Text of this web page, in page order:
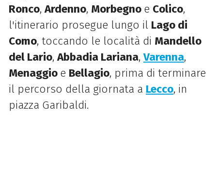
Ronco,Ardenno, Morbegno e Colico,
l'itinerario prosegue lungo il Lago di
Como, toccando le località di Mandello
del Lario,Abbadia Lariana,Varenna,
Menaggio e Bellagio, prima di terminare
il percorso della giornata a Lecco, in
piazza Garibaldi.